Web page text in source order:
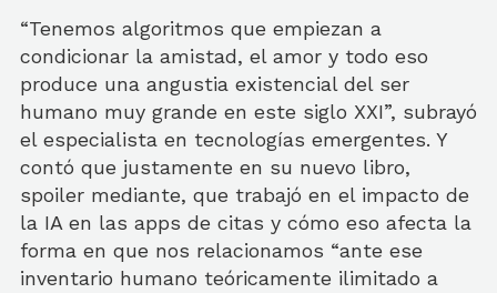
“Tenemos algoritmos que empiezan a
condicionar la amistad, el amor y todo eso
produce una angustia existencial del ser
humano muy grande en este siglo XXI”, subrayó
el especialista en tecnologías emergentes. Y
contó que justamente en su nuevo libro,
spoiler mediante, que trabajó en el impacto de
la IA en las apps de citas y cómo eso afecta la
forma en que nos relacionamos “ante ese
inventario humano teóricamente ilimitado a